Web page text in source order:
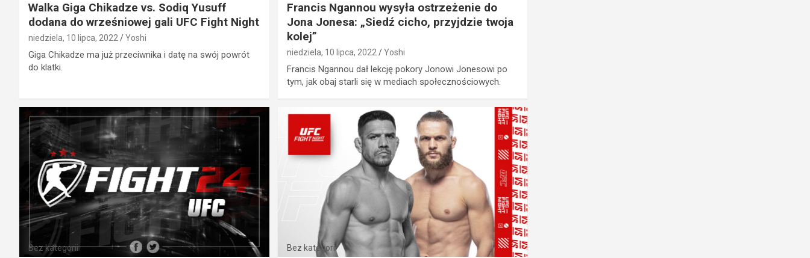
Walka Giga Chikadze vs. Sodiq Yusuff
dodana do wrześniowej gali UFC Fight Night
niedziela, 10 lipca, 2022 Yoshi
Giga Chikadze ma już przeciwnika i datę na swój powrót
do klatki.
Francis Ngannou wysyła ostrzeżenie do
Jona Jonesa: „Siedź cicho, przyjdzie twoja
kolej”
niedziela, 10 lipca, 2022 Yoshi
Francis Ngannou dał lekcję pokory Jonowi Jonesowi po
tym, jak obaj starli się w mediach społecznościowych.
Bez kategorii Bez kategorii